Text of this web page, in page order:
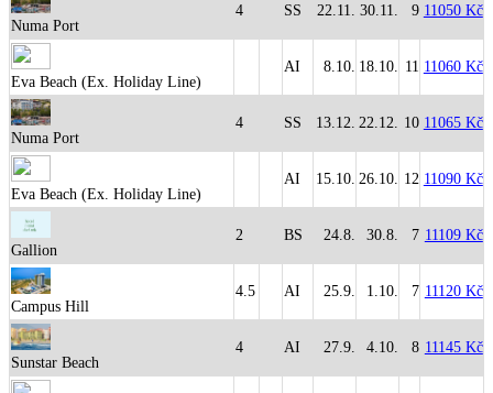
Numa Port
4 SS 22.11. 30.11. 9 11050 Kč
Eva Beach (Ex. Holiday Line)
AI 8.10. 18.10. 11 11060 Kč
Numa Port
4 SS 13.12. 22.12. 10 11065 Kč
Eva Beach (Ex. Holiday Line)
AI 15.10. 26.10. 12 11090 Kč
Gallion
2 BS 24.8. 30.8. 7 11109 Kč
Campus Hill
4.5 AI 25.9. 1.10. 7 11120 Kč
Sunstar Beach
4 AI 27.9. 4.10. 8 11145 Kč